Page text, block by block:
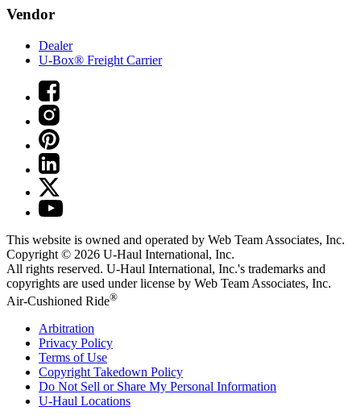
Vendor
Dealer
U-Box® Freight Carrier
This website is owned and operated by Web Team Associates, Inc.
Copyright © 2026 U-Haul International, Inc.
All rights reserved. U-Haul International, Inc.'s trademarks and
copyrights are used under license by Web Team Associates, Inc.
Air-Cushioned Ride®
Arbitration
Privacy Policy
Terms of Use
Copyright Takedown Policy
Do Not Sell or Share My Personal Information
U-Haul Locations